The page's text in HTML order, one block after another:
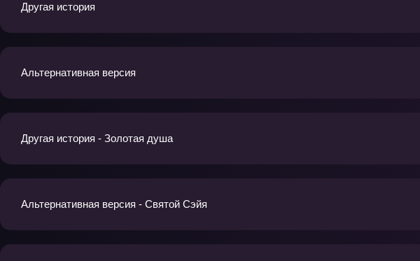
Другая история
Альтернативная версия
Другая история - Золотая душа
Альтернативная версия - Святой Сэйя